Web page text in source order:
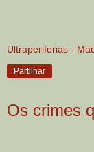
Ultraperiferias -
Partilhar
Os crimes